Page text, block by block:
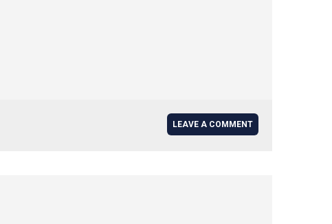
LEAVE A COMMENT